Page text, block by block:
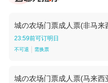
城の农场门票成人票(非马来
23:59前可订明日
不可退 需换票
城の农场门票成人票(马来西